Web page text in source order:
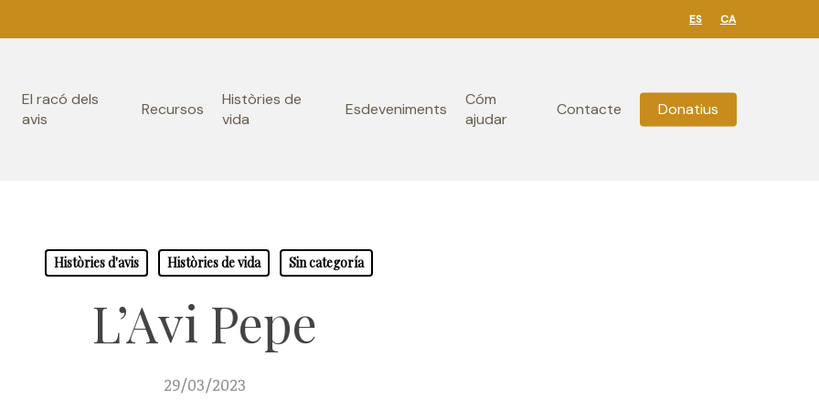
ES CA
El racó dels
avis
Recursos
Històries de
vida
Esdeveniments
Cóm
ajudar
Contacte Donatius
Històries d'avis Històries de vida Sin categoría
L’Avi Pepe
29/03/2023